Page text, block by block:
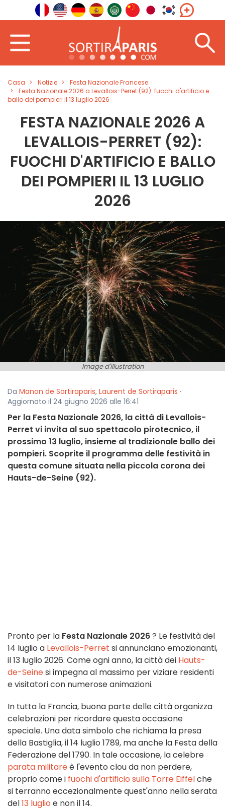
Casa Notizie
Festa Nazionale Francese
Festa Nazionale 2026 a Levallois-Perret (92): fuochi d'artificio e
ballo dei pompieri il 13 luglio 2026
FESTA NAZIONALE 2026 A
LEVALLOIS-PERRET (92):
FUOCHI D'ARTIFICIO E BALLO
DEI POMPIERI IL 13 LUGLIO
2026
Image d'illustration
Da Manon de Sortiraparis, Laurent de Sortiraparis ·
Aggiornato il 24 giugno 2026 alle 16:41
Per la Festa Nazionale 2026, la città di Levallois-
Perret vi invita al suo spettacolo pirotecnico, il
prossimo 13 luglio, insieme al tradizionale ballo dei
pompieri. Scoprite il programma delle festività in
questa comune situata nella piccola corona dei
Hauts-de-Seine (92).
Pronto per la Festa Nazionale 2026? Le festività del
14 luglio a Levallois-Perret si annunciano emozionanti,
il 13 luglio 2026. Come ogni anno, la città dei Hauts-
de-Seinesi impegna al massimo per viziare residenti
e visitatori con numerose animazioni.
In tutta la Francia, buona parte delle città organizza
celebrazioni per ricordare questa occasione
speciale. Una data simbolo che richiama la presa
della Bastiglia, il 14 luglio 1789, ma anche la Festa della
Federazione del 1790. In tale occasione, la celebre
parata militareè l'evento clou da non perdere,
proprio come i fuochi d'artificio sulla Torre Eiffelche
si terranno eccezionalmente quest'anno nella serata
del13 luglio e non il 14.